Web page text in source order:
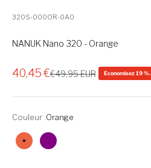
320S-000OR-0A0
NANUK Nano 320 - Orange
Prix de vente
40,45 €Prix normal
€49,95 EUR Economisez 19 %.
Couleur :Orange
OrangeViolet